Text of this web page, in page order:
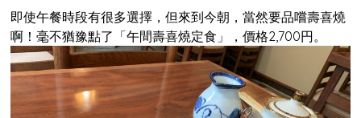
即使午餐時段有很多選擇，但來到今朝，當然要品嚐壽喜燒
啊！毫不猶豫點了「午間壽喜燒定食」，價格2,700円。